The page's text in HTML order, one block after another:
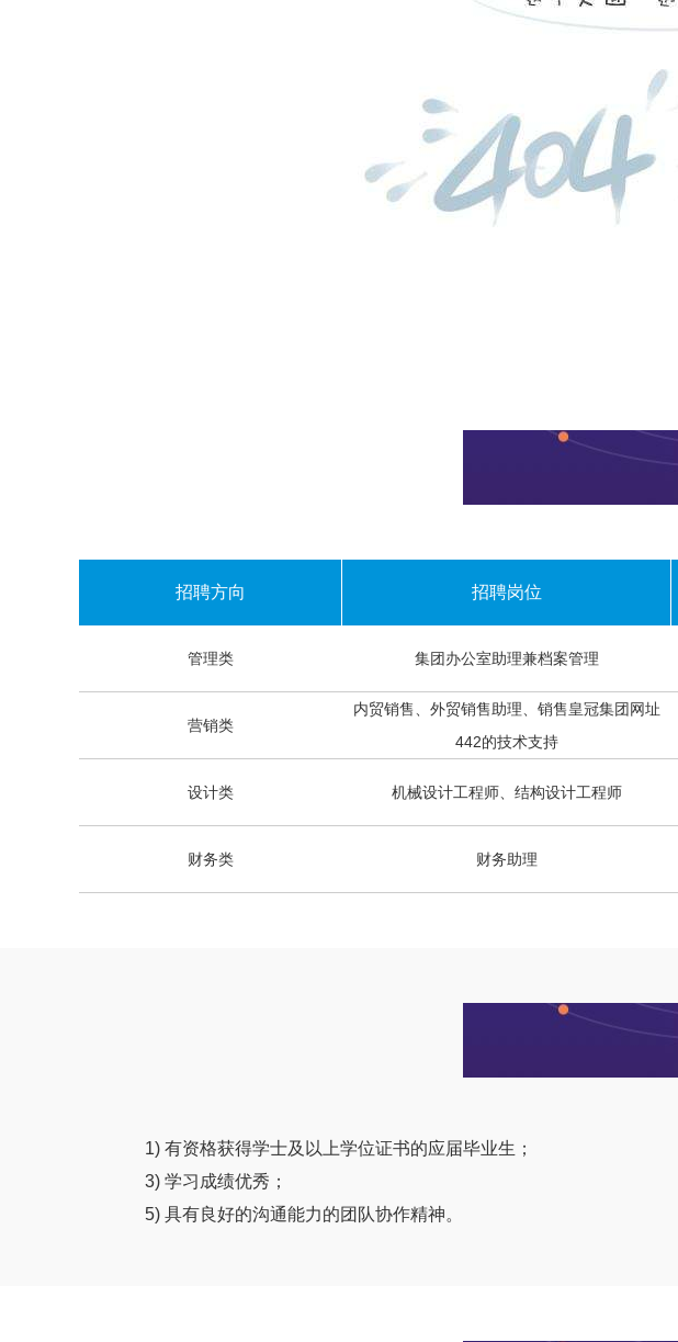
招聘方向 招聘岗位
管理类 集团办公室助理兼档案管理
营销类
内贸销售、外贸销售助理、销售皇冠集团网址
442的技术支持
设计类 机械设计工程师、结构设计工程师
财务类 财务助理
1) 有资格获得学士及以上学位证书的应届毕业生；
3) 学习成绩优秀；
5) 具有良好的沟通能力的团队协作精神。